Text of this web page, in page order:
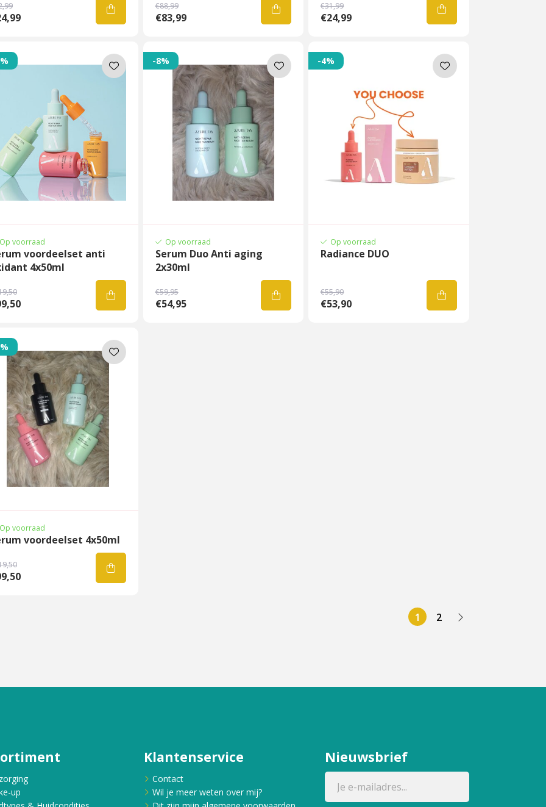
€88,99
€83,99
€31,99
€24,99
Op voorraad
voordeelset anti
4x50ml
-8%
Op voorraad
Serum Duo Anti aging
2x30ml
€59,95
€54,95
-4%
Op voorraad
Radiance DUO
€55,90
€53,90
Op voorraad
voordeelset 4x50ml
1 2
up
Klantenservice
Contact
Wil je meer weten over mij?
Nieuwsbrief